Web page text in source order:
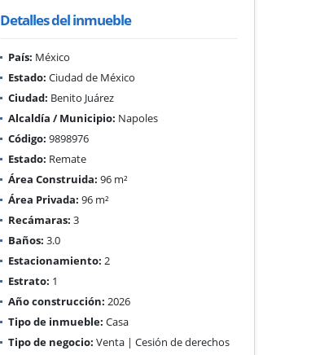
Detalles del inmueble
País: México
Estado: Ciudad de México
Ciudad: Benito Juárez
Alcaldía / Municipio: Napoles
Código: 9898976
Estado: Remate
Área Construida: 96 m²
Área Privada: 96 m²
Recámaras: 3
Baños: 3.0
Estacionamiento: 2
Estrato: 1
Año construcción: 2026
Tipo de inmueble: Casa
Tipo de negocio: Venta | Cesión de derechos